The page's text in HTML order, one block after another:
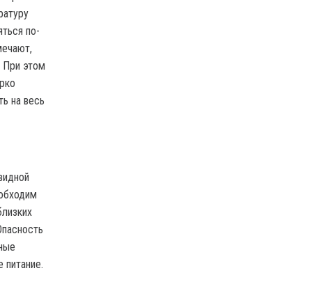
по-
При этом
на весь
питание.